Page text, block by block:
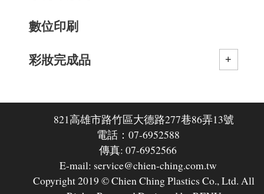
數位印刷
彩妝完成品
821高雄市路竹區大德路277巷86弄13號
電話：07-6952588
傳真: 07-6952566
E-mail: service@chien-ching.com.tw
Copyright 2019 © Chien Ching Plastics Co., Ltd. All